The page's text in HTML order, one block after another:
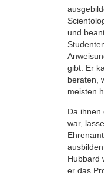
und
gibt. Er
beraten,
meisten
Da ihnen
war,
Hubbard
er das